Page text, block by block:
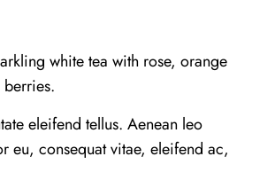
white tea with rose, orange
eleifend tellus. Aenean leo
eu, consequat vitae, eleifend ac,